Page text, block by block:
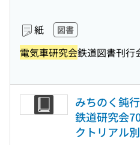
紙 図書
電気車研究会鉄道図書刊行
みちのく鈍
鉄道研究会
クトリアル